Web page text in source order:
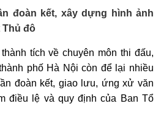
kết, xây dựng hình ảnh
Thủ đô
tích về chuyên môn thi đấu,
phố Hà Nội còn để lại nhiều
đoàn kết, giao lưu, ứng xử văn
điều lệ và quy định của Ban Tổ